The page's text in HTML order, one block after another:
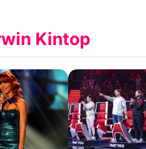
Kintop